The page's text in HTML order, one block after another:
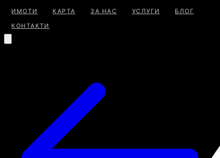
ИМОТИ КАРТА ЗА НАС УСЛУГИ
БЛОГ
КОНТАКТИ